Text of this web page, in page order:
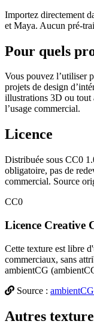
Importez directement
et Maya. Aucun pré-
Pour quels
Vous pouvez l’utiliser
projets de design
illustrations 3D ou tout
l’usage commercial.
Licence
Distribuée sous CC0
obligatoire, pas de
commercial. Source
CC0
Licence Creative
Cette texture est libre
commerciaux, sans
ambientCG
Source : ambientCG
Autres